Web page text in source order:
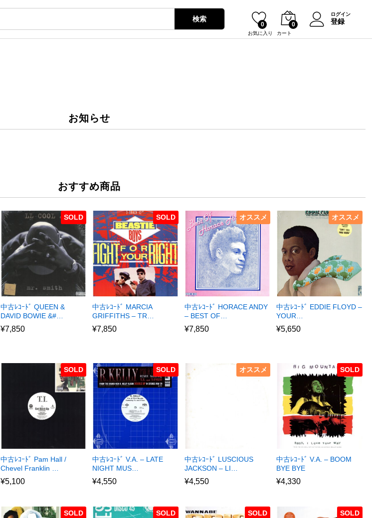
検索
お気に入り
0
カート
0
ログイン
登録
お知らせ
おすすめ商品
SOLD
中古ﾚｺｰﾄﾞ QUEEN &
DAVID BOWIE &#…
¥7,850
SOLD
中古ﾚｺｰﾄﾞ MARCIA
GRIFFITHS – TR…
¥7,850
オススメ
中古ﾚｺｰﾄﾞ HORACE ANDY
– BEST OF…
¥7,850
オススメ
中古ﾚｺｰﾄﾞ EDDIE FLOYD –
YOUR…
¥5,650
SOLD
中古ﾚｺｰﾄﾞ Pam Hall /
Chevel Franklin …
¥5,100
SOLD
中古ﾚｺｰﾄﾞ V.A. – LATE
NIGHT MUS…
¥4,550
オススメ
中古ﾚｺｰﾄﾞ LUSCIOUS
JACKSON – LI…
¥4,550
SOLD
中古ﾚｺｰﾄﾞ V.A. – BOOM
BYE BYE
¥4,330
SOLD SOLD SOLD SOLD